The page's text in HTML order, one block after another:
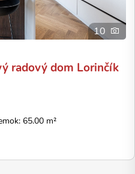
10
radový dom Lorinčík
65.00 m²